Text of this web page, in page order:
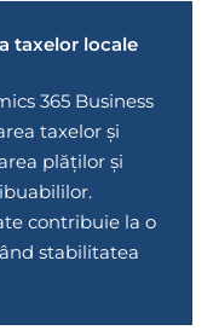
taxelor locale
365 Business
taxelor și
plăților și
contribuie la o
stabilitatea